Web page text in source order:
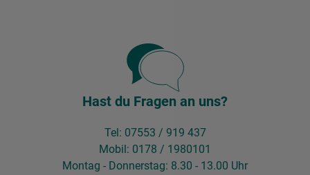
Hast du Fragen an uns?
Tel: 07553 / 919 437
Mobil: 0178 / 1980101
Montag - Donnerstag: 8.30 - 13.00 Uhr